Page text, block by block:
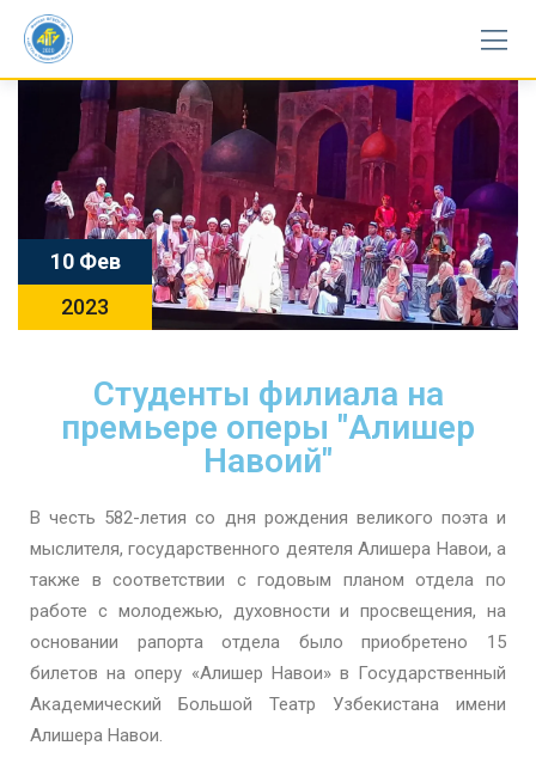
10 Фев
2023
Студенты филиала на
премьере оперы "Алишер
Навоий"
В честь 582-летия со дня рождения великого поэта и
мыслителя, государственного деятеля Алишера Навои, а
также в соответствии с годовым планом отдела по
работе с молодежью, духовности и просвещения, на
основании рапорта отдела было приобретено 15
билетов на оперу «Алишер Навои» в Государственный
Академический Большой Театр Узбекистана имени
Алишера Навои.